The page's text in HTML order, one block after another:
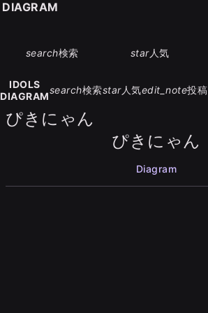
search検索 star人気
IDOLS
DIAGRAM
search検索star人気edit_note投稿
ぴきにゃん
ぴきにゃん
Diagram